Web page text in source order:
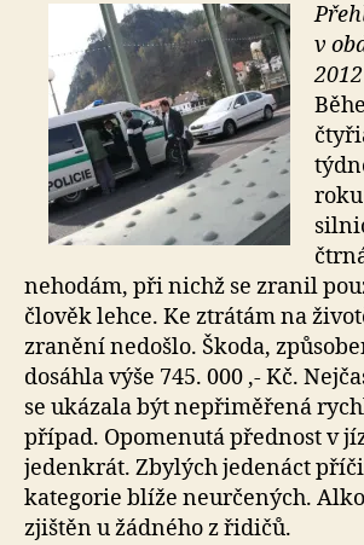
v
nehodám, při nichž se zranil
člověk lehce. Ke ztrátám na
zranění nedošlo. Škoda,
dosáhla výše 745. 000 ,- Kč.
se ukázala být nepřiměřená
případ. Opomenutá přednost v
jedenkrát. Zbylých jedenáct
kategorie blíže neurčených.
zjištěn u žádného z řidičů.